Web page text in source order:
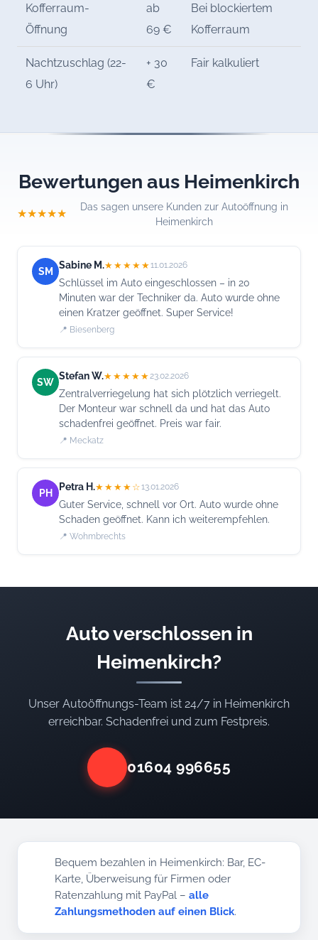
Kofferraum-
Öffnung
ab
69 €
Bei blockiertem
Kofferraum
Nachtzuschlag (22-
6 Uhr)
+ 30
€
Fair kalkuliert
Bewertungen aus Heimenkirch
★★★★★
Das sagen unsere Kunden zur Autoöffnung in
Heimenkirch
SM
Sabine M.★★★★★11.01.2026
Schlüssel im Auto eingeschlossen – in 20
Minuten war der Techniker da. Auto wurde ohne
einen Kratzer geöffnet. Super Service!
📍 Biesenberg
SW
Stefan W.★★★★★23.02.2026
Zentralverriegelung hat sich plötzlich verriegelt.
Der Monteur war schnell da und hat das Auto
schadenfrei geöffnet. Preis war fair.
📍 Meckatz
PH
Petra H.★★★★☆13.01.2026
Guter Service, schnell vor Ort. Auto wurde ohne
Schaden geöffnet. Kann ich weiterempfehlen.
📍 Wohmbrechts
Auto verschlossen in
Heimenkirch?
Unser Autoöffnungs-Team ist 24/7 in Heimenkirch
erreichbar. Schadenfrei und zum Festpreis.
01604 996655
Bequem bezahlen in Heimenkirch: Bar, EC-
Karte, Überweisung für Firmen oder
Ratenzahlung mit PayPal –alle
Zahlungsmethoden auf einen Blick.